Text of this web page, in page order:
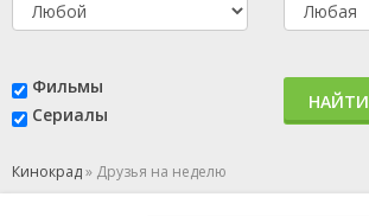
Фильмы
Сериалы
НАЙТИ
Кинокрад» Друзья на неделю